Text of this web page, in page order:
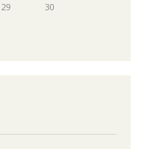
29 30